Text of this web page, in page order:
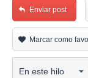
Enviar post
Marcar como